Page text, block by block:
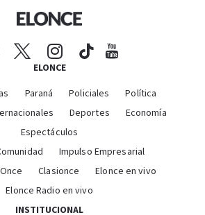
ELONCE
Paraná Policiales
Política
Deportes
Economía
Espectáculos
Impulso Empresarial
Clasionce
Elonce en vivo
Elonce Radio en vivo
INSTITUCIONAL